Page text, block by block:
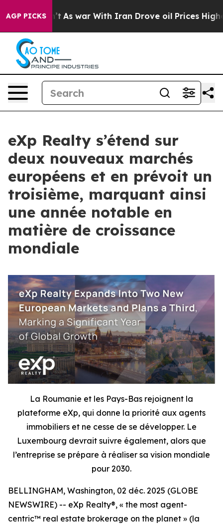
AGP PICKSAs war With Iran Drove oil Prices Higher,
eXp Realty s’étend sur
deux nouveaux marchés
européens et en prévoit un
troisième, marquant ainsi
une année notable en
matière de croissance
mondiale
La Roumanie et les Pays-Bas rejoignent la
plateforme eXp, qui donne la priorité aux agents
immobiliers et ne cesse de se développer. Le
Luxembourg devrait suivre également, alors que
l’entreprise se prépare à réaliser sa vision mondiale
pour 2030.
BELLINGHAM, Washington, 02 déc. 2025 (GLOBE
NEWSWIRE) -- eXp Realty®, « the most agent-
centric™ real estate brokerage on the planet » (la